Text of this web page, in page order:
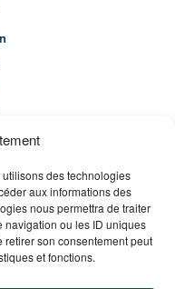
des technologies
aux informations des
nous permettra de traiter
navigation ou les ID uniques
retirer son consentement peut
et fonctions.